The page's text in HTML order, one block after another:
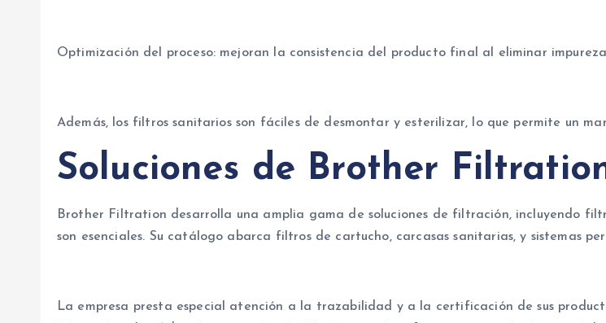
Optimización del proceso: mejoran la consistencia del producto final al eliminar
Además, los filtros sanitarios son fáciles de desmontar y esterilizar, lo que permite un
Soluciones de Brother
Brother Filtration desarrolla una amplia gama de soluciones de filtración, incluyendo
son esenciales. Su catálogo abarca filtros de cartucho, carcasas sanitarias, y sistemas
La empresa presta especial atención a la trazabilidad y a la certificación de sus